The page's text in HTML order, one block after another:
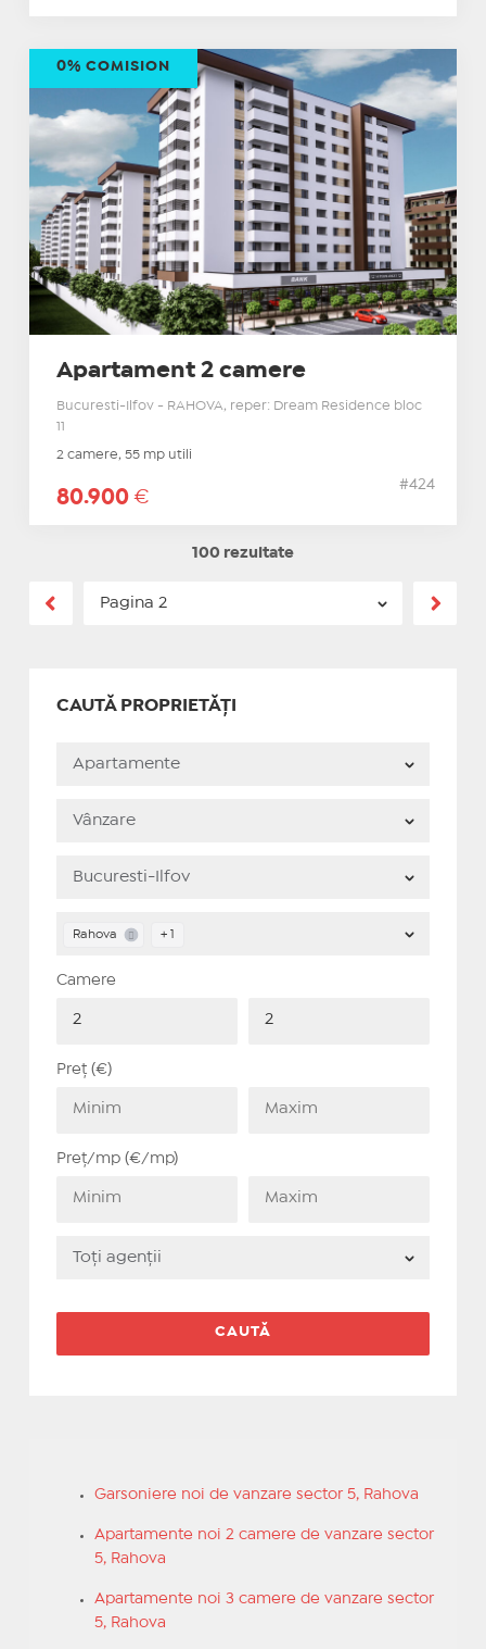
Apartament 2 camere
Bucuresti-Ilfov - RAHOVA, reper: Dream Residence bloc
11
2 camere, 55 mp utili
80.900 €
#424
0% COMISION
100 rezultate
CAUTĂ PROPRIETĂȚI
Rahova + 1
Camere
Preț (€)
Preț/mp (€/mp)
Garsoniere noi de vanzare sector 5, Rahova
Apartamente noi 2 camere de vanzare sector
5, Rahova
Apartamente noi 3 camere de vanzare sector
5, Rahova